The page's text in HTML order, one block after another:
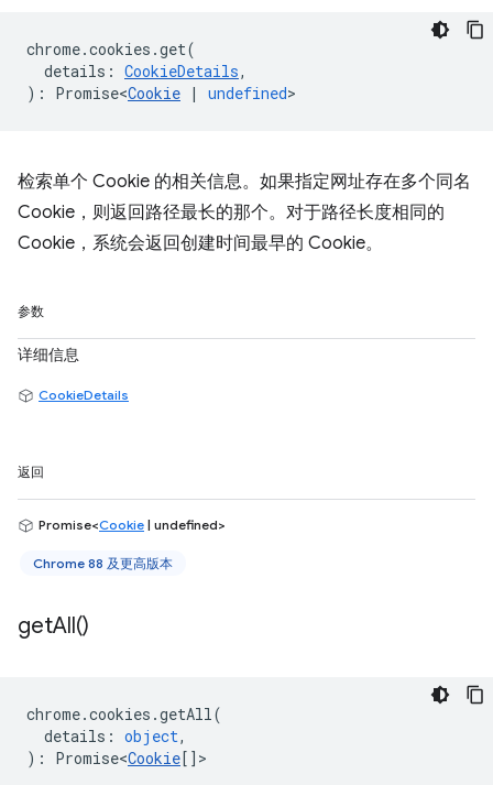
chrome.cookies .get(
details : CookieDetails,
) : Promise<Cookie | undefined>
检索单个 Cookie 的相关信息。如果指定网址存在多个同名
Cookie，则返回路径最长的那个。对于路径长度相同的
Cookie，系统会返回创建时间最早的 Cookie。
参数
详细信息
CookieDetails
返回
Promise<Cookie | undefined>
Chrome 88 及更高版本
getAll()
chrome.cookies .getAll(
details : object,
) : Promise<Cookie[] >